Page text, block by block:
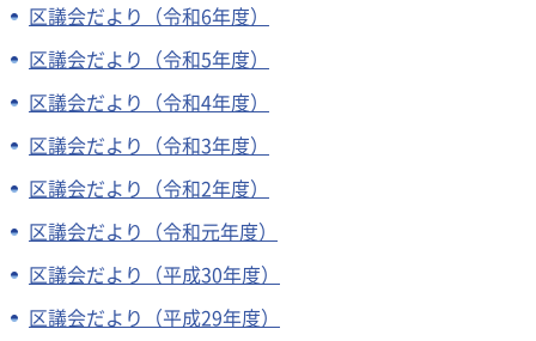
区議会だより（令和6年度）
区議会だより（令和5年度）
区議会だより（令和4年度）
区議会だより（令和3年度）
区議会だより（令和2年度）
区議会だより（令和元年度）
区議会だより（平成30年度）
区議会だより（平成29年度）